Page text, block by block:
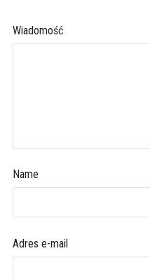
Wiadomość
Name
Adres e-mail